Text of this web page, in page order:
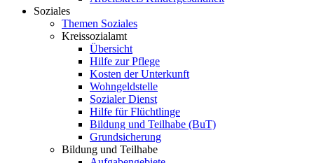
Soziales
Themen Soziales
Kreissozialamt
Übersicht
Hilfe zur Pflege
Kosten der Unterkunft
Wohngeldstelle
Sozialer Dienst
Hilfe für Flüchtlinge
Bildung und Teilhabe (BuT)
Grundsicherung
Bildung und Teilhabe